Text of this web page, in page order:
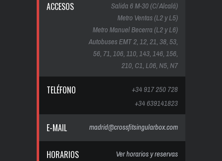
ACCESOS
Salida 6 M-30 (C/ Alcalá)
Metro Ventas (L2 y L5)
Metro Manuel Becerra (L2 y L6)
Autobuses EMT 2, 12, 21, 38, 53,
56, 71, 106, 110, 143, 146, 156,
210, C1, L06, N5, N7
TELÉFONO
+34 917 250 728
+34 639141823
E-MAIL madrid@crossfitsingularbox.com
HORARIOS Ver horarios y reservas